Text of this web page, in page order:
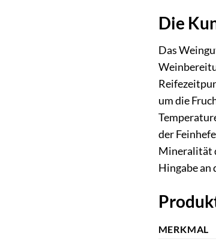
Die
Das
um die
der
Mineralität
Hingabe an
MERKMAL